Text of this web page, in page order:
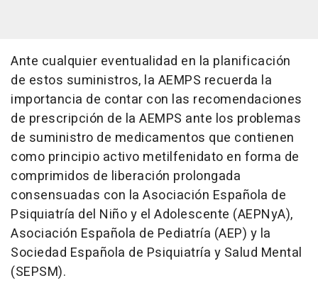
Ante cualquier eventualidad en la planificación
de estos suministros, la AEMPS recuerda la
importancia de contar con las recomendaciones
de prescripción de la AEMPS ante los problemas
de suministro de medicamentos que contienen
como principio activo metilfenidato en forma de
comprimidos de liberación prolongada
consensuadas con la Asociación Española de
Psiquiatría del Niño y el Adolescente (AEPNyA),
Asociación Española de Pediatría (AEP) y la
Sociedad Española de Psiquiatría y Salud Mental
(SEPSM).